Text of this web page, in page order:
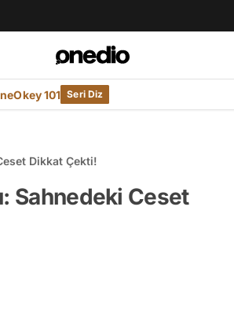
101 Seri Diz
Dikkat Çekti!
Sahnedeki Ceset